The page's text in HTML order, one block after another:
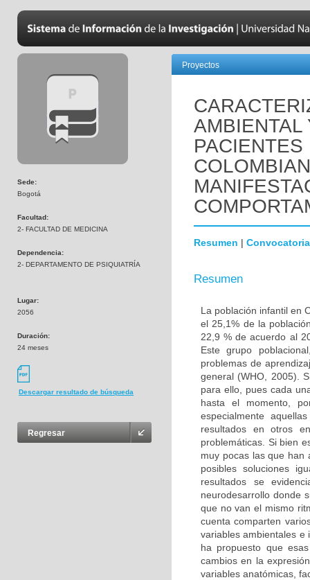
Sede:
Bogotá
Facultad:
2- FACULTAD DE MEDICINA
Dependencia:
2- DEPARTAMENTO DE PSIQUIATRÍA
Lugar:
2056
Duración:
24 meses
Descargar resultado de búsqueda
Regresar
Proyectos
AMBIENTAL
Resumen | Convocatoria
Resumen
La población infantil en
el 25,1% de la
22,9 % de acuerdo al
Este grupo
problemas de
general (WHO, 2005).
para ello, pues cada
hasta el momento,
especialmente
resultados en otros
problemáticas. Si bien
muy pocas las que han
posibles soluciones
resultados se
neurodesarrollo donde
que no van el mismo
cuenta comparten
variables ambientales e
ha propuesto que
cambios en la
variables anatómicas,